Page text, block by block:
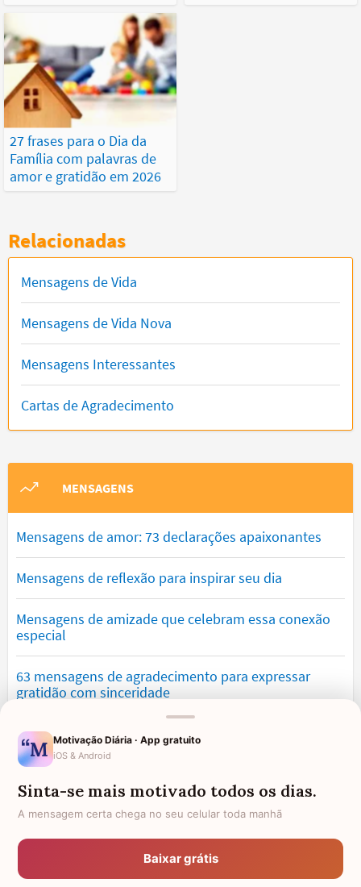
27 frases para o Dia da
Família com palavras de
amor e gratidão em 2026
Relacionadas
Mensagens de Vida
Mensagens de Vida Nova
Mensagens Interessantes
Cartas de Agradecimento
MENSAGENS
Mensagens de amor: 73 declarações apaixonantes
Mensagens de reflexão para inspirar seu dia
Mensagens de amizade que celebram essa conexão
especial
63 mensagens de agradecimento para expressar
gratidão com sinceridade
Mensagens de saudade que tocam o coração e
expressam falta
Mensagens de otimismo que vão encher você de
confiança
Mensagens para namorado: declare o seu amor com
Motivação Diária · App gratuito
iOS & Android
Sinta-se mais motivado todos os dias.
A mensagem certa chega no seu celular toda manhã
Baixar grátis